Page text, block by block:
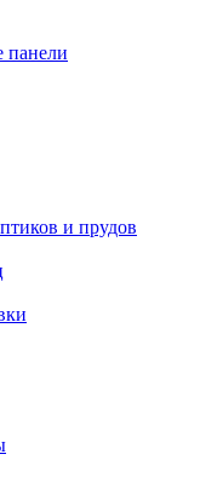
панели
и прудов